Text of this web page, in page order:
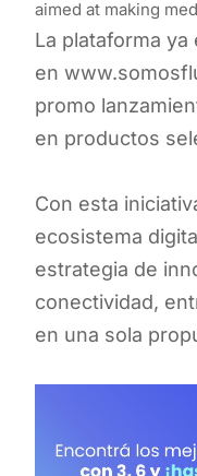
aimed at making
La plataforma
en
promo
en productos
Con esta
ecosistema
estrategia de
conectividad,
en una sola